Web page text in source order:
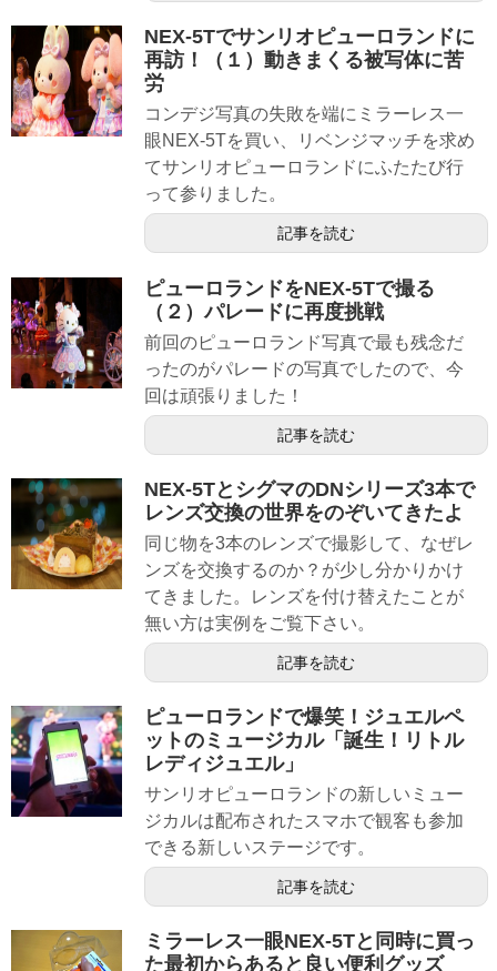
NEX-5Tでサンリオピューロランドに
再訪！（１）動きまくる被写体に苦
労
コンデジ写真の失敗を端にミラーレス一
眼NEX-5Tを買い、リベンジマッチを求め
てサンリオピューロランドにふたたび行
って参りました。
記事を読む
ピューロランドをNEX-5Tで撮る
（２）パレードに再度挑戦
前回のピューロランド写真で最も残念だ
ったのがパレードの写真でしたので、今
回は頑張りました！
記事を読む
NEX-5TとシグマのDNシリーズ3本で
レンズ交換の世界をのぞいてきたよ
同じ物を3本のレンズで撮影して、なぜレ
ンズを交換するのか？が少し分かりかけ
てきました。レンズを付け替えたことが
無い方は実例をご覧下さい。
記事を読む
ピューロランドで爆笑！ジュエルペ
ットのミュージカル「誕生！リトル
レディジュエル」
サンリオピューロランドの新しいミュー
ジカルは配布されたスマホで観客も参加
できる新しいステージです。
記事を読む
ミラーレス一眼NEX-5Tと同時に買っ
た最初からあると良い便利グッズ